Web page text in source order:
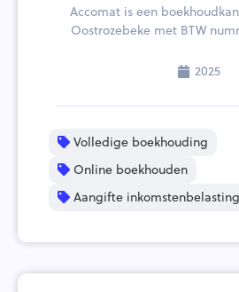
Accomat is een
Oostrozebeke met BTW
2025
Volledige boekhouding
Online boekhouden
Aangifte inkomstenbelasting